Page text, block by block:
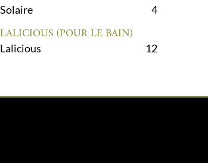
Solaire
4
LALICIOUS (POUR LE BAIN)
Lalicious 12